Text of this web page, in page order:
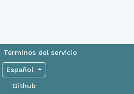
Términos del servicio
Español
Github